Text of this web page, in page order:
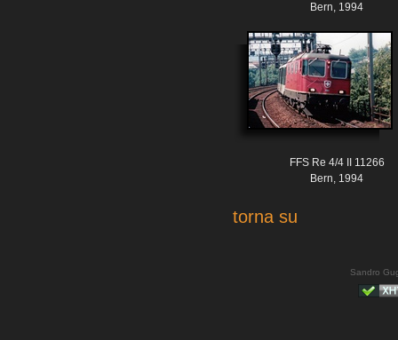
Bern, 1994
FFS Re 4/4 II 11266
Bern, 1994
torna su
Sandro